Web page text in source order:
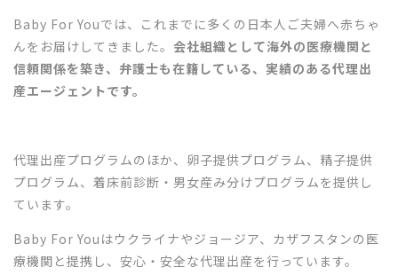
Baby For Youでは、これまでに多くの日本人ご夫婦へ赤ちゃ
んをお届けしてきました。 会社組織として海外の医療機関と
信頼関係を築き、弁護士も在籍している、実績のある代理出
産エージェントです。
代理出産プログラムのほか、卵子提供プログラム、精子提供
プログラム、着床前診断・男女産み分けプログラムを提供し
ています。
Baby For Youはウクライナやジョージア、カザフスタンの医
療機関と提携し、安心・安全な代理出産を行っています。